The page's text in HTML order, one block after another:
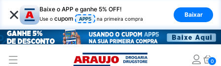
× Baixe o APP e ganhe 5% OFF!
Use o cupom APP5 na primeira compra
Baixar
0